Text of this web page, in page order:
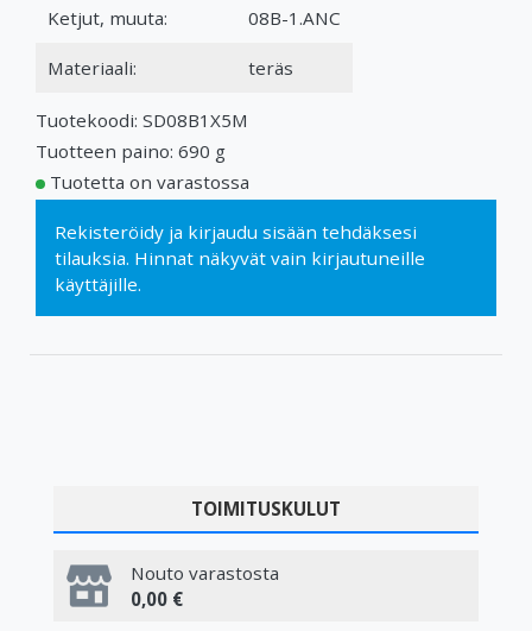
Ketjut, muuta: 08B-1.ANC
Materiaali: teräs
Tuotekoodi: SD08B1X5M
Tuotteen paino: 690 g
Tuotetta on varastossa
Rekisteröidy ja kirjaudu sisään tehdäksesi
tilauksia. Hinnat näkyvät vain kirjautuneille
käyttäjille.
TOIMITUSKULUT
Nouto varastosta
0,00 €